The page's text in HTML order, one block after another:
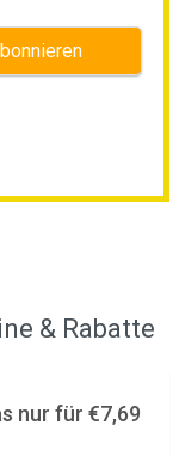
& Rabatte
nur für €7,69